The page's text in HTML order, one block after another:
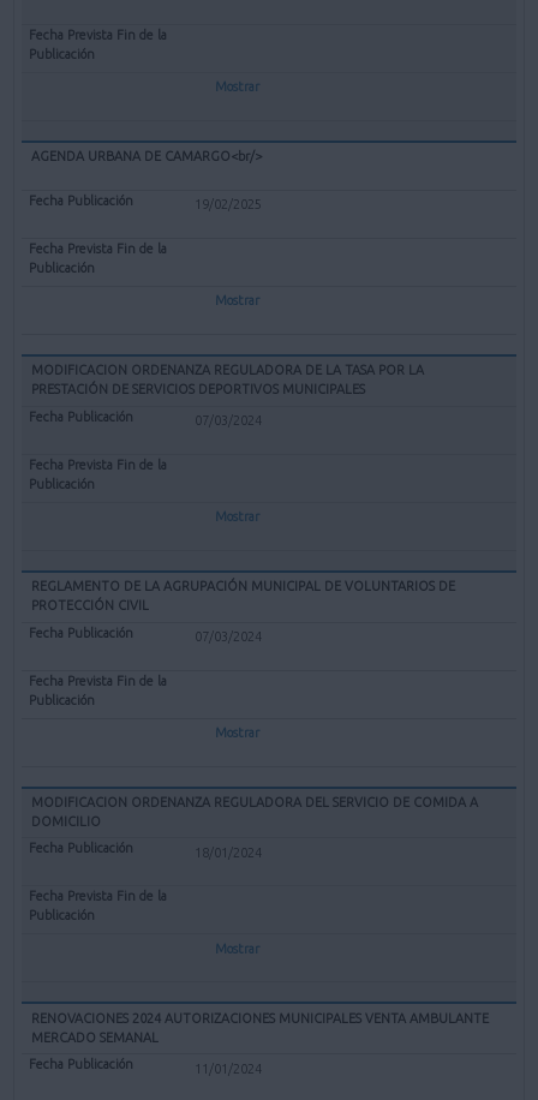
Mostrar
AGENDA URBANA DE CAMARGO<br/>
19/02/2025
Mostrar
MODIFICACION ORDENANZA REGULADORA DE LA TASA POR LA
PRESTACIÓN DE SERVICIOS DEPORTIVOS MUNICIPALES
07/03/2024
Mostrar
REGLAMENTO DE LA AGRUPACIÓN MUNICIPAL DE VOLUNTARIOS DE
PROTECCIÓN CIVIL
07/03/2024
Mostrar
MODIFICACION ORDENANZA REGULADORA DEL SERVICIO DE COMIDA A
DOMICILIO
18/01/2024
Mostrar
RENOVACIONES 2024 AUTORIZACIONES MUNICIPALES VENTA AMBULANTE
MERCADO SEMANAL
11/01/2024